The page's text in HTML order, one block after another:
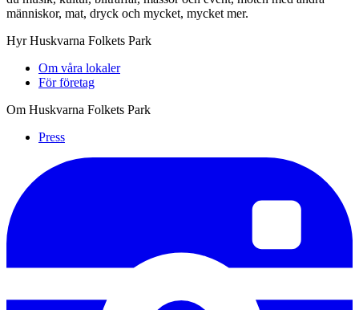
människor, mat, dryck och mycket, mycket mer.
Hyr Huskvarna Folkets Park
Om våra lokaler
För företag
Om Huskvarna Folkets Park
Press